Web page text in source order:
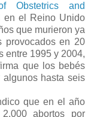
Obstetrics and
en el Reino Unido
que murieron ya
provocados en 20
entre 1995 y 2004,
que los bebés
hasta seis
que en el año
abortos por